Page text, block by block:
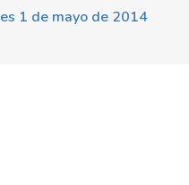
1 de mayo de 2014